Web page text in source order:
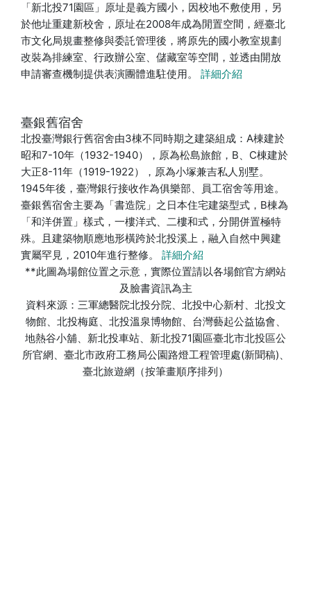
「新北投71園區」原址是義方國小，因校地不敷使用，另
於他址重建新校舍，原址在2008年成為閒置空間，經臺北
市文化局規畫整修與委託管理後，將原先的國小教室規劃
改裝為排練室、行政辦公室、儲藏室等空間，並透由開放
申請審查機制提供表演團體進駐使用。 詳細介紹
臺銀舊宿舍
北投臺灣銀行舊宿舍由3棟不同時期之建築組成：A棟建於
昭和7-10年（1932-1940），原為松島旅館，B、C棟建於
大正8-11年（1919-1922），原為小塚兼吉私人別墅。
1945年後，臺灣銀行接收作為俱樂部、員工宿舍等用途。
臺銀舊宿舍主要為「書造院」之日本住宅建築型式，B棟為
「和洋併置」樣式，一樓洋式、二樓和式，分開併置極特
殊。且建築物順應地形橫跨於北投溪上，融入自然中興建
實屬罕見，2010年進行整修。 詳細介紹
**此圖為場館位置之示意，實際位置請以各場館官方網站
及臉書資訊為主
資料來源：三軍總醫院北投分院、北投中心新村、北投文
物館、北投梅庭、北投溫泉博物館、台灣藝起公益協會、
地熱谷小舖、新北投車站、新北投71園區臺北市北投區公
所官網、臺北市政府工務局公園路燈工程管理處(新聞稿)、
臺北旅遊網（按筆畫順序排列）